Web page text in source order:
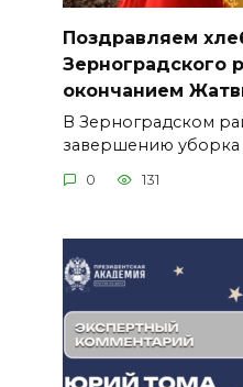
Поздравляем
Зерноградского
окончанием
В Зерноградском
завершению уборка
0 131